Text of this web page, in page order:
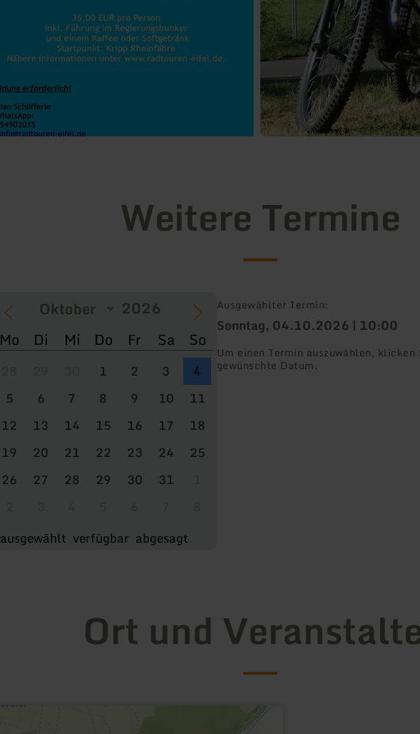
Weitere Termine
Mo Di Mi Do Fr Sa So
1 2 3
4
5
6 7 8 9 10
11
12
13 14 15 16 17
18
19
20 21 22 23 24
25
26
27 28 29 30 31
ausgewählt verfügbar abgesagt
Ausgewählter Termin:
Sonntag, 04.10.2026 | 10:00
Um einen Termin auszuwählen,
gewünschte Datum.
Ort und